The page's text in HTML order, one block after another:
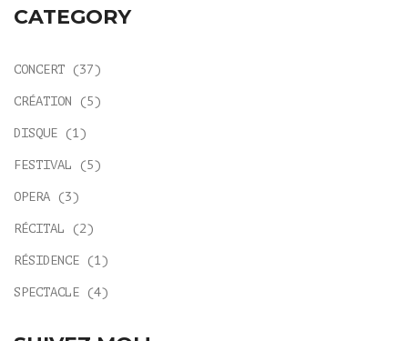
CATEGORY
CONCERT (37)
CRÉATION (5)
DISQUE (1)
FESTIVAL (5)
OPERA (3)
RÉCITAL (2)
RÉSIDENCE (1)
SPECTACLE (4)